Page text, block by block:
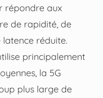
répondre aux
de rapidité, de
réduite.
principalement
la 5G
plus large de